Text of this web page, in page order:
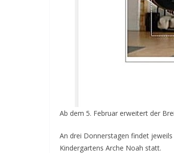
Ab dem 5. Februar erweitert der
An drei Donnerstagen findet
Kindergartens Arche Noah statt.